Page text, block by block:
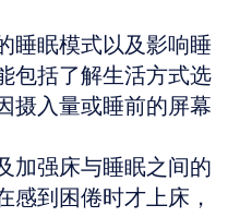
睡眠模式以及影响睡
包括了解生活方式选
摄入量或睡前的屏幕
加强床与睡眠之间的
感到困倦时才上床，